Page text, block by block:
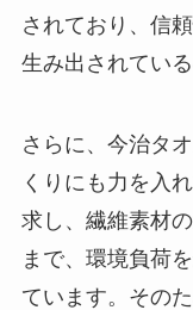
されており、信
生み出されている
さらに、今治タ
くりにも力を入
求し、繊維素材
まで、環境負荷
ています。その